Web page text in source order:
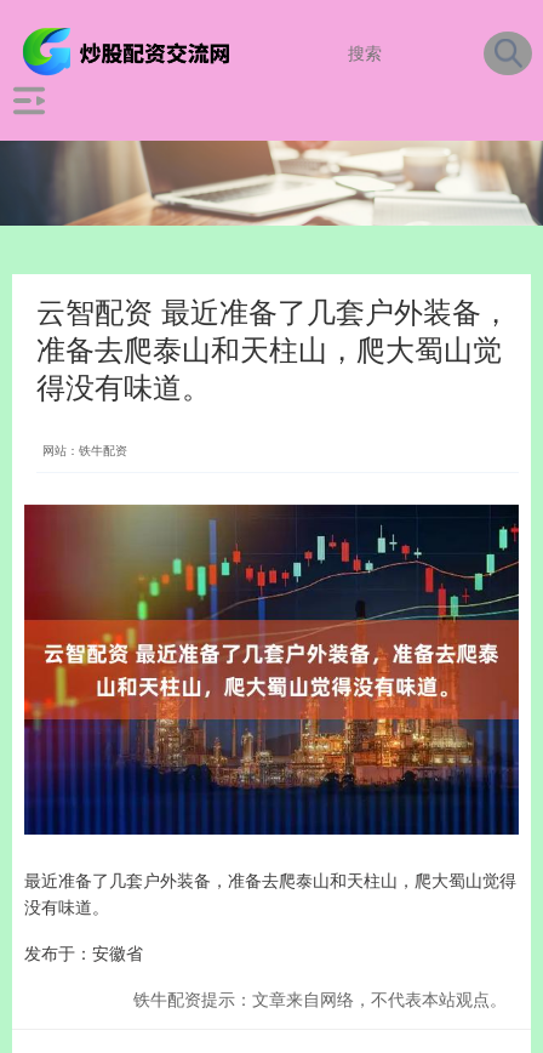
云智配资 最近准备了几套户外装备，
准备去爬泰山和天柱山，爬大蜀山觉
得没有味道。
网站：铁牛配资
最近准备了几套户外装备，准备去爬泰山和天柱山，爬大蜀山觉得
没有味道。
发布于：安徽省
铁牛配资提示：文章来自网络，不代表本站观点。